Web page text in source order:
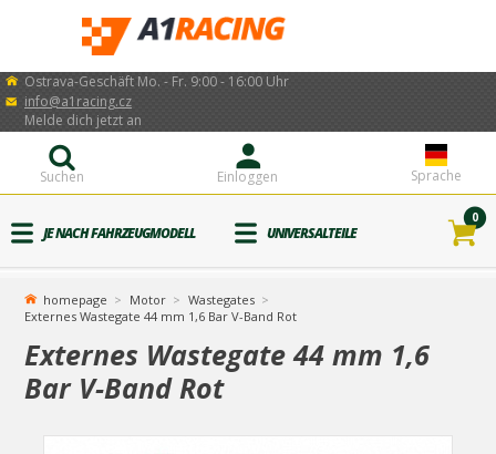
Ostrava-Geschäft Mo. - Fr. 9:00 - 16:00 Uhr
info@a1racing.cz
Sprache
Einloggen
Melde dich jetzt an
Suchen
JE NACH FAHRZEUGMODELL UNIVERSALTEILE
0
homepage Motor
Wastegates
Externes Wastegate 44 mm 1,6 Bar V-Band Rot
Externes Wastegate 44 mm 1,6
Bar V-Band Rot